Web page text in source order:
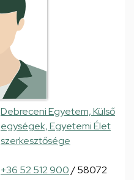
Debreceni Egyetem, Külső
egységek, Egyetemi Élet
szerkesztősége
+36 52 512 900/ 58072